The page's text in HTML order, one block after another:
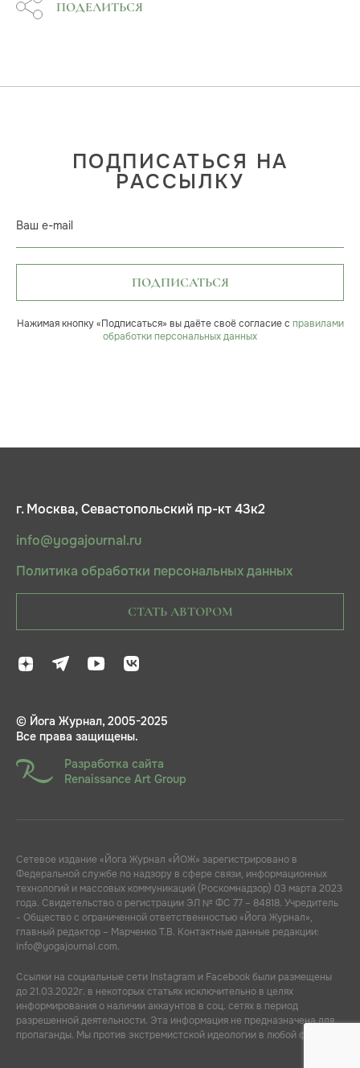
ПОДЕЛИТЬСЯ
ПОДПИСАТЬСЯ НА
РАССЫЛКУ
Ваш e-mail
ПОДПИСАТЬСЯ
Нажимая кнопку «Подписаться» вы даёте своё согласие с правилами
обработки персональных данных
г. Москва, Севастопольский пр-кт 43к2
info@yogajournal.ru
Политика обработки персональных данных
СТАТЬ АВТОРОМ
© Йога Журнал, 2005-2025
Все права защищены.
Разработка сайта
Renaissance Art Group
Сетевое издание «Йога Журнал «ЙОЖ» зарегистрировано в
Федеральной службе по надзору в сфере связи, информационных
технологий и массовых коммуникаций (Роскомнадзор) 03 марта 2023
года. Свидетельство о регистрации ЭЛ № ФС 77 – 84818. Учредитель
- Общество с ограниченной ответственностью «Йога Журнал»,
главный редактор – Марченко Т.В. Контактные данные редакции:
info@yogajournal.com.
Ссылки на социальные сети Instagram и Facebook были размещены
до 21.03.2022г. в некоторых статьях исключительно в целях
информирования о наличии аккаунтов в соц. сетях в период
разрешенной деятельности. Эта информация не предназначена для
пропаганды. Мы против экстремистской идеологии в любой форме.